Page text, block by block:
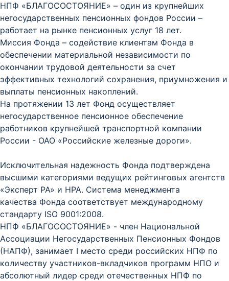
НПФ «БЛАГОСОСТОЯНИЕ» – один из крупнейших
негосударственных пенсионных фондов России –
работает на рынке пенсионных услуг 18 лет.
Миссия Фонда – содействие клиентам Фонда в
обеспечении материальной независимости по
окончании трудовой деятельности за счет
эффективных технологий сохранения, приумножения и
выплаты пенсионных накоплений.
На протяжении 13 лет Фонд осуществляет
негосударственное пенсионное обеспечение
работников крупнейшей транспортной компании
России - ОАО «Российские железные дороги».
Исключительная надежность Фонда подтверждена
высшими категориями ведущих рейтинговых агентств
«Эксперт РА» и НРА. Система менеджмента
качества Фонда соответствует международному
стандарту ISO 9001:2008.
НПФ «БЛАГОСОСТОЯНИЕ» - член Национальной
Ассоциации Негосударственных Пенсионных Фондов
(НАПФ), занимает I место среди российских НПФ по
количеству участников-вкладчиков программ НПО и
абсолютный лидер среди отечественных НПФ по